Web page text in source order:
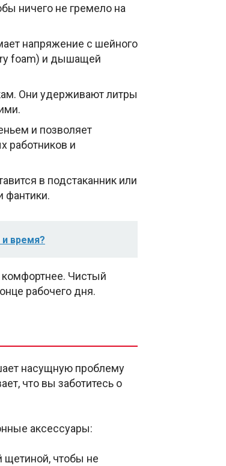
ничего не гремело на
напряжение с шейного
foam) и дышащей
Они удерживают литры
и позволяет
работников и
в подстаканник или
фантики.
время?
Чистый
рабочего дня.
насущную проблему
что вы заботитесь о
аксессуары:
щетиной, чтобы не